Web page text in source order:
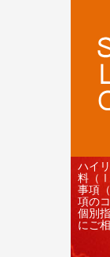
ハイ
料（Ⅰ
事項
項の
個別
にご